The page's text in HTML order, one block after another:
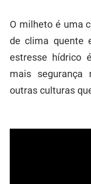
O milheto é uma
de clima quente
estresse hídrico
mais segurança
outras culturas